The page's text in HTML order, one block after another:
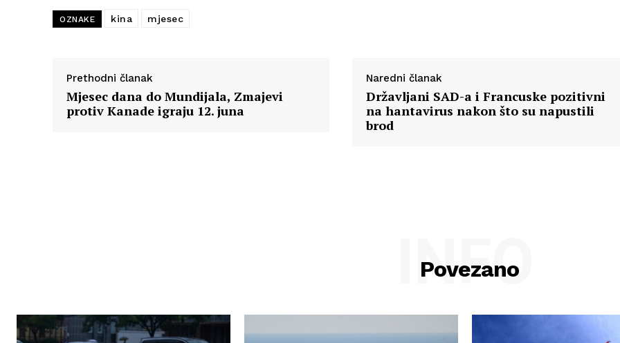
OZNAKE kina mjesec
Prethodni članak
Mjesec dana do Mundijala, Zmajevi
protiv Kanade igraju 12. juna
Naredni članak
Državljani SAD-a i Francuske pozitivni
na hantavirus nakon što su napustili
brod
Povezano
INFO